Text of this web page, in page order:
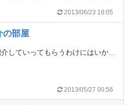
２９日、３０日のどの日が皆様の都合があうか、回答をよろしくお願いいたします！
2013/06/23 18:05
の部屋
自分の装備の紹介していってもらうわけにはいかないか？（お願いします）
んですが、タネガシマは流石に手が出ないww
2013/05/27 00:56